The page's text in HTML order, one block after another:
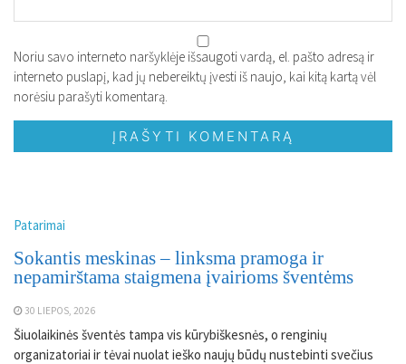
Noriu savo interneto naršyklėje išsaugoti vardą, el. pašto adresą ir
interneto puslapį, kad jų nebereiktų įvesti iš naujo, kai kitą kartą vėl
norėsiu parašyti komentarą.
Patarimai
Sokantis meskinas – linksma pramoga ir
nepamirštama staigmena įvairioms šventėms
30 LIEPOS, 2026
Šiuolaikinės šventės tampa vis kūrybiškesnės, o renginių
organizatoriai ir tėvai nuolat ieško naujų būdų nustebinti svečius